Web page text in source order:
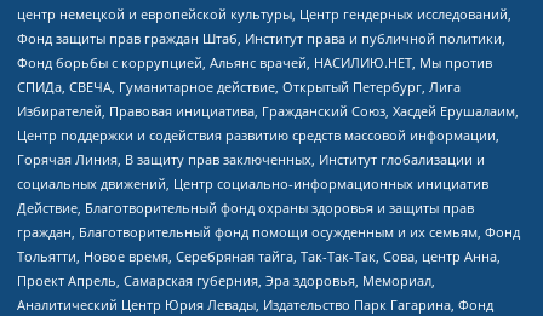
центр немецкой и европейской культуры, Центр гендерных исследований,
Фонд защиты прав граждан Штаб, Институт права и публичной политики,
Фонд борьбы с коррупцией, Альянс врачей, НАСИЛИЮ.НЕТ, Мы против
СПИДа, СВЕЧА, Гуманитарное действие, Открытый Петербург, Лига
Избирателей, Правовая инициатива, Гражданский Союз, Хасдей Ерушалаим,
Центр поддержки и содействия развитию средств массовой информации,
Горячая Линия, В защиту прав заключенных, Институт глобализации и
социальных движений, Центр социально-информационных инициатив
Действие, Благотворительный фонд охраны здоровья и защиты прав
граждан, Благотворительный фонд помощи осужденным и их семьям, Фонд
Тольятти, Новое время, Серебряная тайга, Так-Так-Так, Сова, центр Анна,
Проект Апрель, Самарская губерния, Эра здоровья, Мемориал,
Аналитический Центр Юрия Левады, Издательство Парк Гагарина, Фонд